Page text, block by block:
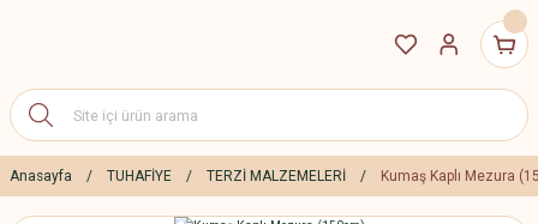
Anasayfa TUHAFİYE TERZİ MALZEMELERİ Kumaş Kaplı Mezura